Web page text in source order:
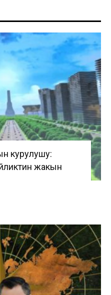
курулушу:
жакын